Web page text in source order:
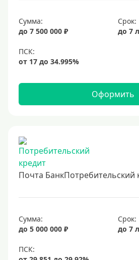
Сумма:
до 7 500 000 ₽
Срок:
до 7
Оформить
Почта БанкПотребительский
Сумма:
до 5 000 000 ₽
Срок:
до 7